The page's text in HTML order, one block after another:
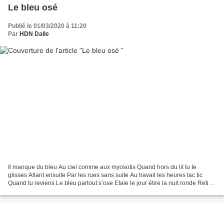
Le bleu osé
Publié le 01/03/2020 à 11:20
Par HDN Dalle
Il manque du bleu Au ciel comme aux myosotis Quand hors du lit tu te
glisses Allant ensuite Par les rues sans suite Au travail les heures tac tic
Quand tu reviens Le bleu partout s’ose Etale le jour étire la nuit ronde Retire